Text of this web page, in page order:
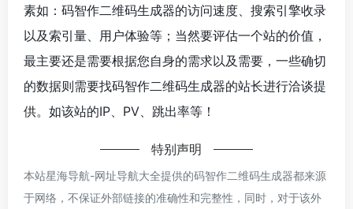
素如：码智作二维码生成器的访问速度、搜索引擎收录
以及索引量、用户体验等；当然要评估一个站的价值，
最主要还是需要根据您自身的需求以及需要，一些确切
的数据则需要找码智作二维码生成器的站长进行洽谈提
供。如该站的IP、PV、跳出率等！
特别声明
本站星海导航-网址导航大全提供的码智作二维码生成器都来源
于网络，不保证外部链接的准确性和完整性，同时，对于该外